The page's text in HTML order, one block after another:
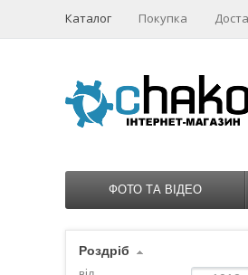
Каталог Покупка
ФОТО ТА ВІДЕО
Роздріб